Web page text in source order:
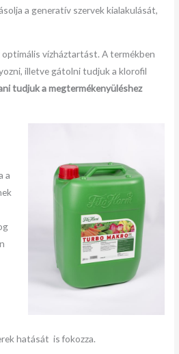
a generatív szervek kialakulását,
vízháztartást. A termékben
illetve gátolni tudjuk a klorofil
tudjuk a megtermékenyüléshez
a
hatását is fokozza.